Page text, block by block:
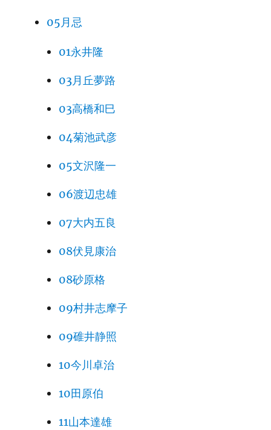
05月忌
01永井隆
03月丘夢路
03高橋和巳
04菊池武彦
05文沢隆一
06渡辺忠雄
07大内五良
08伏見康治
08砂原格
09村井志摩子
09碓井静照
10今川卓治
10田原伯
11山本達雄